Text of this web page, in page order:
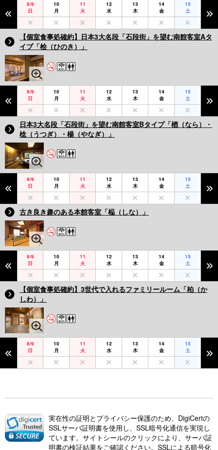
8/9
日
10
月
11
火
12
水
13
木
14
金
15
土
【個室食事処確約】日本3大名段「石段街」を望む南館客室Aタ
イプ「桧（ひのき）」
8/9
日
10
月
11
火
12
水
13
木
14
金
15
土
日本3大名段「石段街」を望む南館客室Bタイプ「楢（なら）・
棯（うつぎ）・楊（やなぎ）」
8/9
日
10
月
11
火
12
水
13
木
14
金
15
土
古き良き趣のある本館客室「榀（しな）」
8/9
日
10
月
11
火
12
水
13
木
14
金
15
土
【個室食事処確約】3世代で入れるファミリールーム「柏（か
しわ）」
8/9
日
10
月
11
火
12
水
13
木
14
金
15
土
実在性の証明とプライバシー保護のため、DigiCertの
SSLサーバ証明書を使用し、SSL暗号化通信を実現し
ています。サイトシールのクリックにより、サーバ証
明書の検証結果をご確認ください。SSLによる暗号化